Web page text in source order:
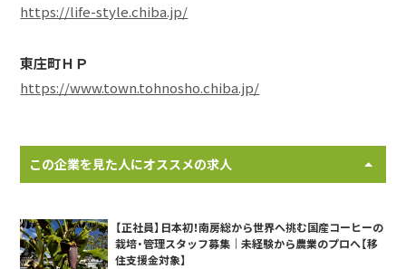
https://life-style.chiba.jp/
東庄町ＨＰ
https://www.town.tohnosho.chiba.jp/
この企業を見た人にオススメの求人
【正社員】日本初！南房総から世界へ挑む国産コーヒーの
栽培・管理スタッフ募集｜未経験から農業のプロへ【移
住支援金対象】